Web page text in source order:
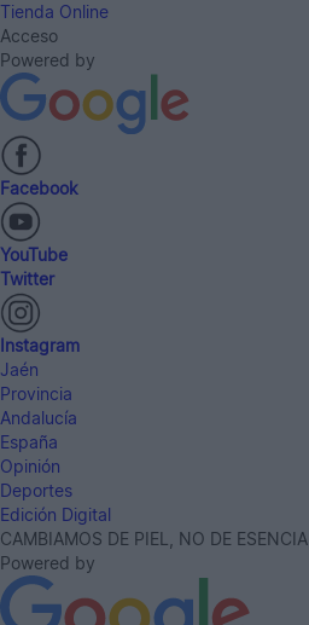
Tienda Online
Acceso
Powered by
Facebook
YouTube
Twitter
Instagram
Jaén
Provincia
Andalucía
España
Opinión
Deportes
Edición Digital
CAMBIAMOS DE PIEL, NO DE ESENCIA
Powered by